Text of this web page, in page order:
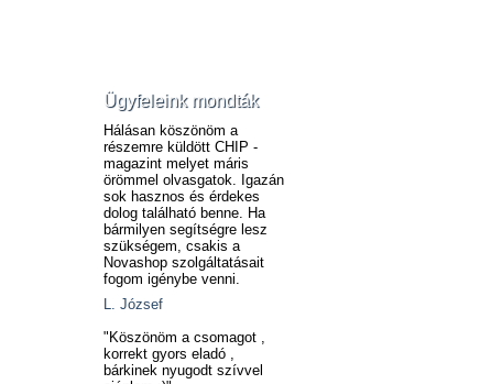
Ügyfeleink mondták
Hálásan köszönöm a
részemre küldött CHIP -
magazint melyet máris
örömmel olvasgatok. Igazán
sok hasznos és érdekes
dolog található benne. Ha
bármilyen segítségre lesz
szükségem, csakis a
Novashop szolgáltatásait
fogom igénybe venni.
L. József
"Köszönöm a csomagot ,
korrekt gyors eladó ,
bárkinek nyugodt szívvel